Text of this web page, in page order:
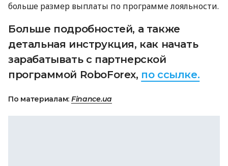
больше размер выплаты по программе лояльности.
Больше подробностей, а также
детальная инструкция, как начать
зарабатывать с партнерской
программой RoboForex, по ссылке.
По материалам: Finance.ua